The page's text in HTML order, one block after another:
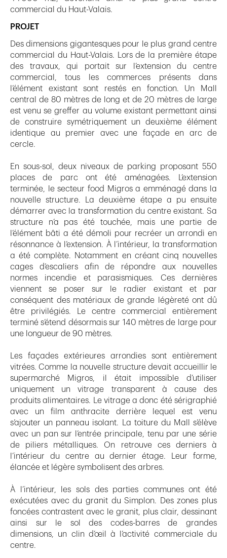
commercial du Haut-Valais.
PROJET
Des dimensions gigantesques pour le plus grand centre
commercial du Haut-Valais. Lors de la première étape
des travaux, qui portait sur l’extension du centre
commercial, tous les commerces présents dans
l’élément existant sont restés en fonction. Un Mall
central de 80 mètres de long et de 20 mètres de large
est venu se greffer au volume existant permettant ainsi
de construire symétriquement un deuxième élément
identique au premier avec une façade en arc de
cercle.
En sous-sol, deux niveaux de parking proposant 550
places de parc ont été aménagées. L’extension
terminée, le secteur food Migros a emménagé dans la
nouvelle structure. La deuxième étape a pu ensuite
démarrer avec la transformation du centre existant. Sa
structure n’a pas été touchée, mais une partie de
l’élément bâti a été démoli pour recréer un arrondi en
résonnance à l’extension. À l’intérieur, la transformation
a été complète. Notamment en créant cinq nouvelles
cages d’escaliers afin de répondre aux nouvelles
normes incendie et parasismiques. Ces dernières
viennent se poser sur le radier existant et par
conséquent des matériaux de grande légèreté ont dû
être privilégiés. Le centre commercial entièrement
terminé s’étend désormais sur 140 mètres de large pour
une longueur de 90 mètres.
Les façades extérieures arrondies sont entièrement
vitrées. Comme la nouvelle structure devait accueillir le
supermarché Migros, il était impossible d’utiliser
uniquement un vitrage transparent à cause des
produits alimentaires. Le vitrage a donc été sérigraphié
avec un film anthracite derrière lequel est venu
s’ajouter un panneau isolant. La toiture du Mall s’élève
avec un pan sur l’entrée principale, tenu par une série
de piliers métalliques. On retrouve ces derniers à
l’intérieur du centre au dernier étage. Leur forme,
élancée et légère symbolisent des arbres.
À l’intérieur, les sols des parties communes ont été
exécutées avec du granit du Simplon. Des zones plus
foncées contrastent avec le granit, plus clair, dessinant
ainsi sur le sol des codes-barres de grandes
dimensions, un clin d’œil à l’activité commerciale du
centre.